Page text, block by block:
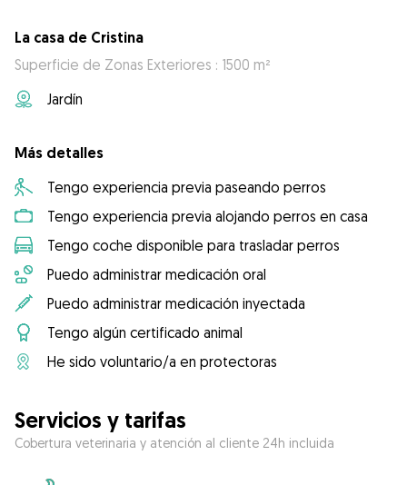
La casa de Cristina
Superficie de Zonas Exteriores : 1500 m²
Jardín
Más detalles
Tengo experiencia previa paseando perros
Tengo experiencia previa alojando perros en casa
Tengo coche disponible para trasladar perros
Puedo administrar medicación oral
Puedo administrar medicación inyectada
Tengo algún certificado animal
He sido voluntario/a en protectoras
Servicios y tarifas
Cobertura veterinaria y atención al cliente 24h incluida